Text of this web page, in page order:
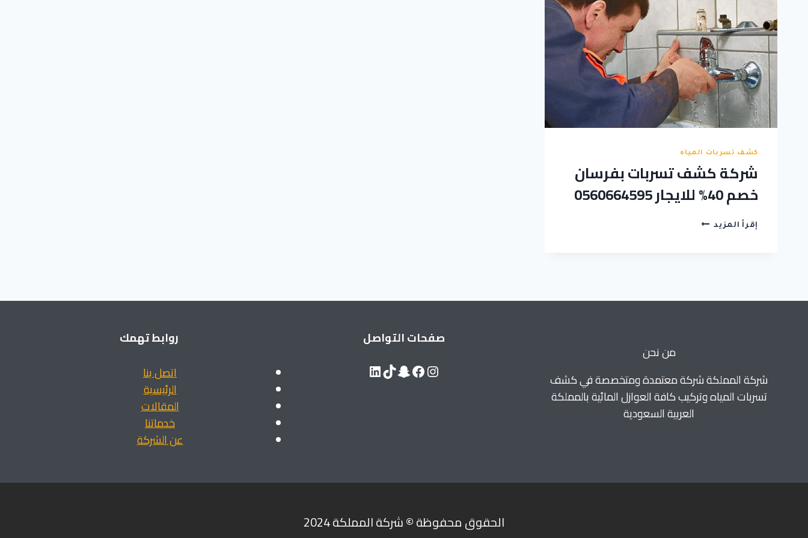
كشف تسربات المياه
شركة كشف تسربات بفرسان
خصم 40% للايجار 0560664595
إقرأ المزيد شركة
من نحن
شركة المملكة شركة معتمدة ومتخصصة في كشف
تسربات المياه وتركيب كافة العوازل المائية بالمملكة
العربية السعودية
صفحات التواصل
Instagram
Facebook
Snapchat
TikTok
LinkedIn
روابط تهمك
اتصل بنا
الرئيسية
المقالات
خدماتنا
عن الشركة
الحقوق محفوظة©شركة المملكة 2024